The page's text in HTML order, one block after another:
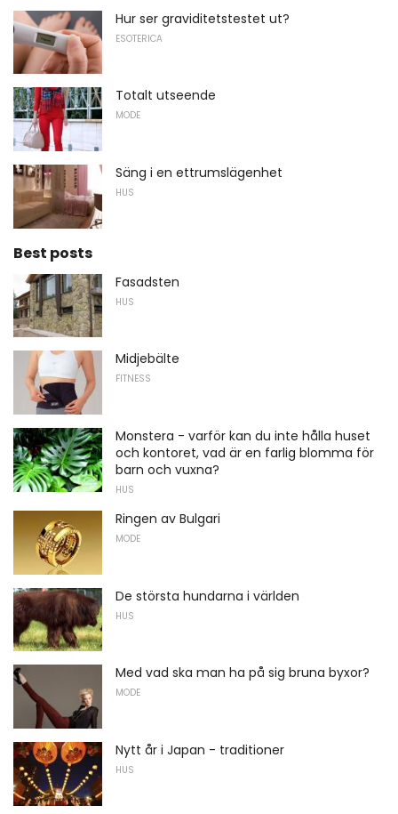
Hur ser graviditetstestet ut?
ESOTERICA
Totalt utseende
MODE
Säng i en ettrumslägenhet
HUS
Best posts
Fasadsten
HUS
Midjebälte
FITNESS
Monstera - varför kan du inte hålla huset
och kontoret, vad är en farlig blomma för
barn och vuxna?
HUS
Ringen av Bulgari
MODE
De största hundarna i världen
HUS
Med vad ska man ha på sig bruna byxor?
MODE
Nytt år i Japan - traditioner
HUS